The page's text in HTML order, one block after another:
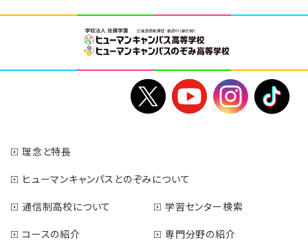
理念と特長
ヒューマンキャンパスとのぞみについて
通信制高校について
学習センター検索
コースの紹介
専門分野の紹介